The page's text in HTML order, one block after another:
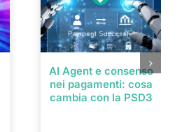
AI Agent e consenso
nei pagamenti: cosa
cambia con la PSD3